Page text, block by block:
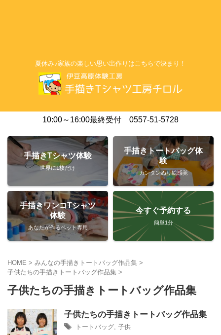
夏休み♪家族の楽しい思い出作りはこちらで決まり！
10:00～16:00最終受付 0557-51-5728
手描きTシャツ体験
世界に1枚だけ
手描きトートバッグ体
験
カンタンぬり絵感覚
手描きワンコTシャツ
体験
あなたが作るペット専用
今すぐ予約する
簡単1分
HOME > みんなの手描きトートバッグ作品集 >
子供たちの手描きトートバッグ作品集 >
子供たちの手描きトートバッグ作品集
子供たちの手描きトートバッグ作品集
トートバッグ, 子供